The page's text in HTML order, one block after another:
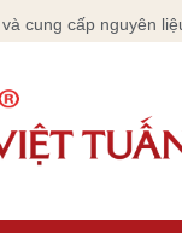
cung cấp nguyên